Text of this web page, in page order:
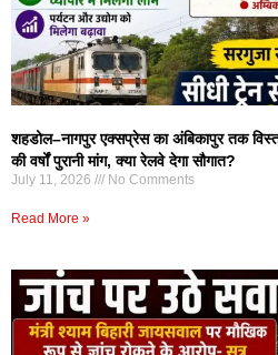
शहडोल–नागपुर एक्सप्रेस का अंबिकापुर तक
की वर्षों पुरानी मांग, क्या रेलवे देगा सौगात?
July 11, 2026 No Comments
Read More »